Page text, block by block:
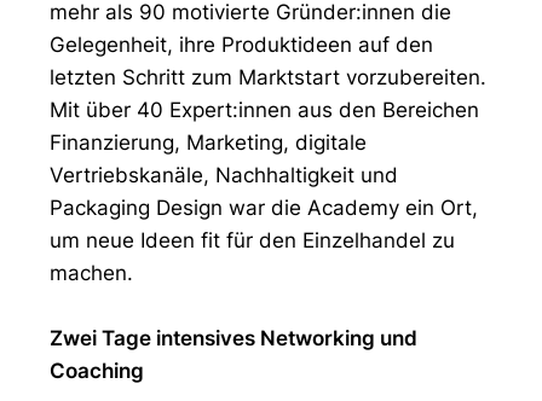
mehr als 90 motivierte Gründer:innen die
Gelegenheit, ihre Produktideen auf den
letzten Schritt zum Marktstart vorzubereiten.
Mit über 40 Expert:innen aus den Bereichen
Finanzierung, Marketing, digitale
Vertriebskanäle, Nachhaltigkeit und
Packaging Design war die Academy ein Ort,
um neue Ideen fit für den Einzelhandel zu
machen.
Zwei Tage intensives Networking und
Coaching